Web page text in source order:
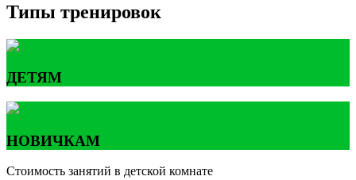
Типы тренировок
ДЕТЯМ
НОВИЧКАМ
Стоимость занятий в детской комнате